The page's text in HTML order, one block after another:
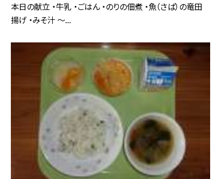
本日の献立 ・牛乳 ・ごはん ・のりの佃煮 ・魚（さば）の竜田
揚げ ・みそ汁 〜...